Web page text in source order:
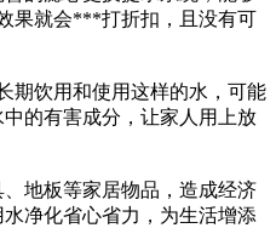
果就会***打折扣，且没有可
期饮用和使用这样的水，可能
的有害成分，让家人用上放
地板等家居物品，造成经济
净化省心省力，为生活增添